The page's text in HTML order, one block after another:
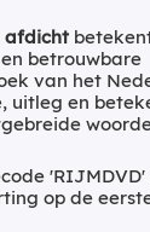
afdicht
betrouwbare
van het
uitleg en
'RIJMDVD'
op de